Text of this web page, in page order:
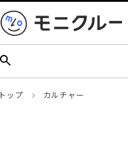
トップ カルチャー